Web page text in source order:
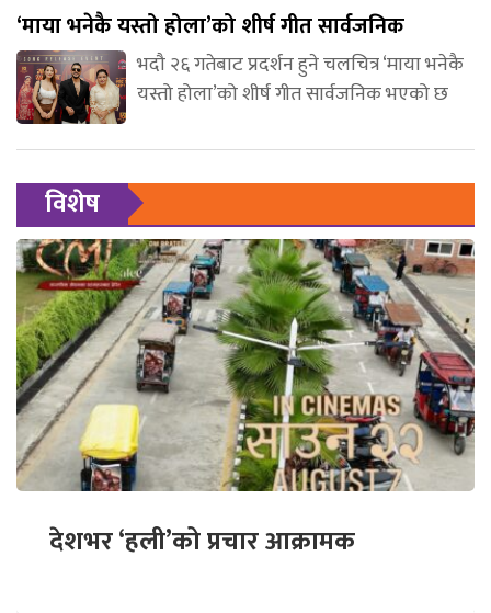
‘माया भनेकै यस्तो होला’को शीर्ष गीत सार्वजनिक
भदौ २६ गतेबाट प्रदर्शन हुने चलचित्र ‘माया भनेकै
यस्तो होला’को शीर्ष गीत सार्वजनिक भएको छ
विशेष
देशभर ‘हली’को प्रचार आक्रामक